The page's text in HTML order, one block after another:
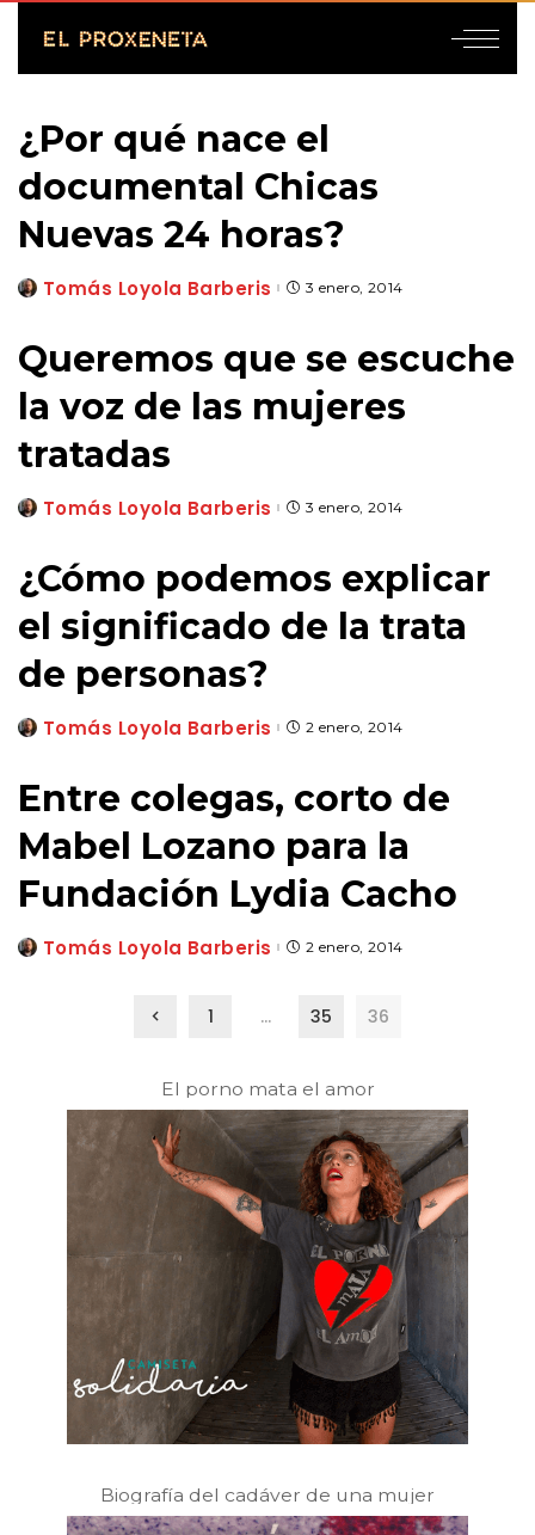
¿Por qué nace el
documental Chicas
Nuevas 24 horas?
Posted
Tomás Loyola Barberis 3 enero, 2014
Queremos que se escuche
la voz de las mujeres
tratadas
Posted
Tomás Loyola Barberis 3 enero, 2014
¿Cómo podemos explicar
el significado de la trata
de personas?
Posted
Tomás Loyola Barberis 2 enero, 2014
Entre colegas, corto de
Mabel Lozano para la
Fundación Lydia Cacho
Posted
Tomás Loyola Barberis 2 enero, 2014
1 … 35 36
El porno mata el amor
Biografía del cadáver de una mujer